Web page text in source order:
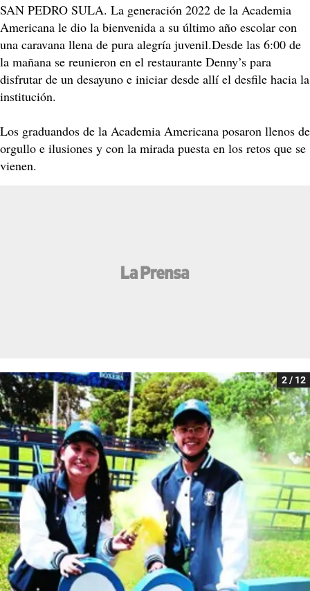
SAN PEDRO SULA. La generación 2022 de la Academia
Americana le dio la bienvenida a su último año escolar con
una caravana llena de pura alegría juvenil.Desde las 6:00 de
la mañana se reunieron en el restaurante Denny’s para
disfrutar de un desayuno e iniciar desde allí el desfile hacia la
institución.
Los graduandos de la Academia Americana posaron llenos de
orgullo e ilusiones y con la mirada puesta en los retos que se
vienen.
2 / 12